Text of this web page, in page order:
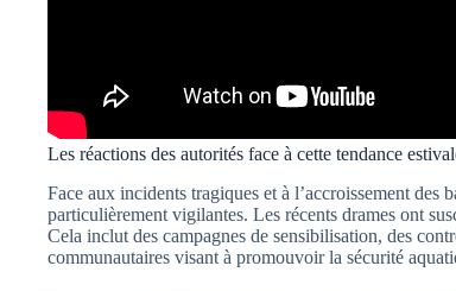
Les réactions des autorités face à cette tendance
Face aux incidents tragiques et à l’accroissement des
particulièrement vigilantes. Les récents drames ont
Cela inclut des campagnes de sensibilisation, des
communautaires visant à promouvoir la sécurité